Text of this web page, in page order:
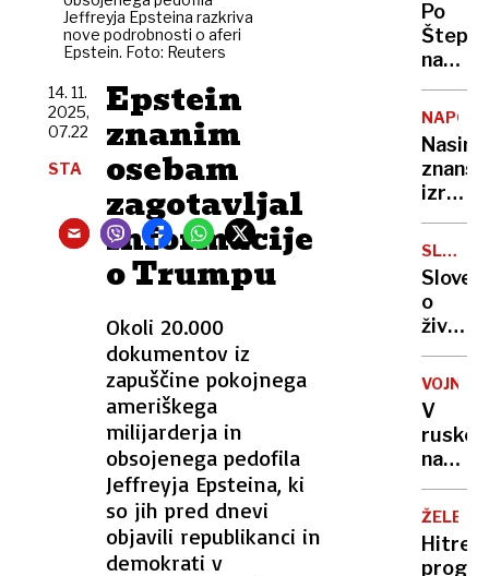
Jeffreyja Epsteina razkriva
nove podrobnosti o aferi
Epstein. Foto: Reuters
Epstein
znanim
osebam
zagotavljal
informacije
o Trumpu
Okoli 20.000
dokumentov iz
zapuščine pokojnega
ameriškega
milijarderja in
obsojenega pedofila
Jeffreyja Epsteina, ki
so jih pred dnevi
objavili republikanci in
demokrati v
14. 11.
2025,
07.22
STA
s
tožbo
vedno
zelo
resno
Po
naselju
bodo
količke
tudi
na
Nasini
kdaj
bo
konec
sveta
PO
SVETU
o
na
tujem:
kava
za
70
centov,
a na
čakaš
20
VOJNA
V
napadu
na
Kijev
en
mrtev
Hitre
proge